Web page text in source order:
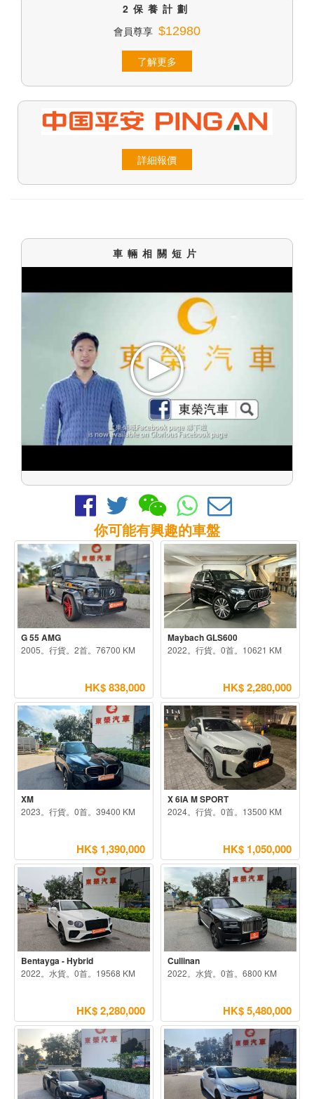
2保養計劃
會員尊享 $12980
了解更多
詳細報價
車輛相關短片
你可能有興趣的車盤
G 55 AMG
2005。行貨。2首。76700 KM
HK$ 838,000
Maybach GLS600
2022。行貨。0首。10621 KM
HK$ 2,280,000
XM
2023。行貨。0首。39400 KM
HK$ 1,390,000
X 6IA M SPORT
2024。行貨。0首。13500 KM
HK$ 1,050,000
Bentayga - Hybrid
2022。水貨。0首。19568 KM
HK$ 2,280,000
Cullinan
2022。水貨。0首。6800 KM
HK$ 5,480,000